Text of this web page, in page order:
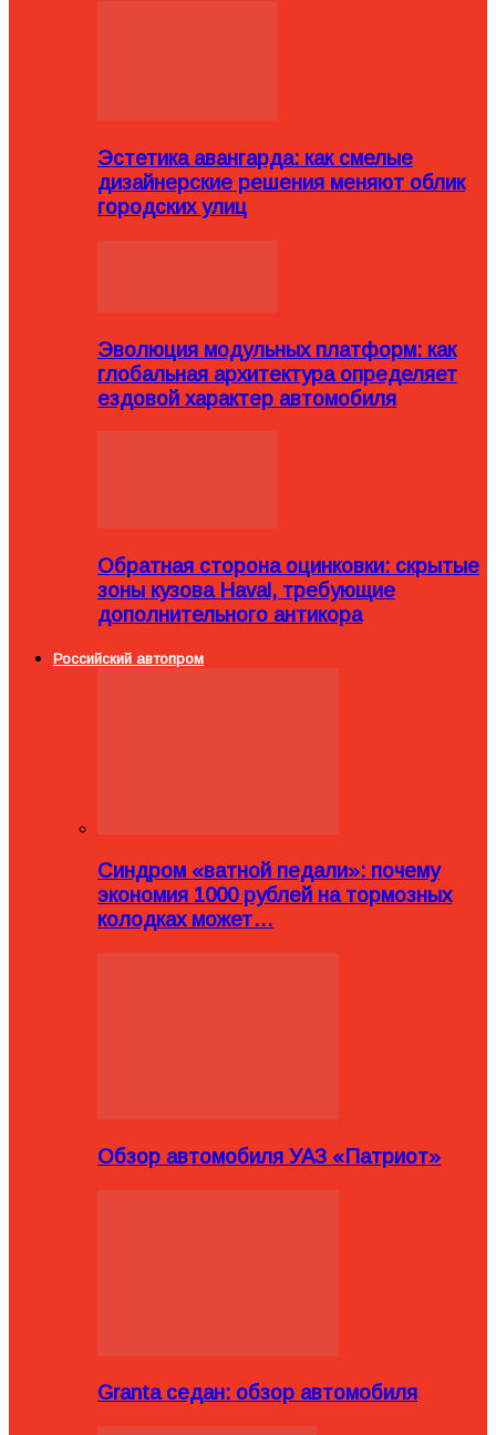
Эстетика авангарда: как смелые
дизайнерские решения меняют облик
городских улиц
Эволюция модульных платформ: как
глобальная архитектура определяет
ездовой характер автомобиля
Обратная сторона оцинковки: скрытые
зоны кузова Haval, требующие
дополнительного антикора
Российский автопром
Синдром «ватной педали»: почему
экономия 1000 рублей на тормозных
колодках может…
Обзор автомобиля УАЗ «Патриот»
Granta седан: обзор автомобиля